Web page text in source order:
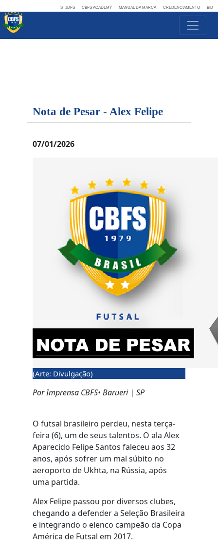
STJDFS CBFS ACADEMY MANUAL DA MARCA CREDENCIAMENTO BID
Nota de Pesar - Alex Felipe
07/01/2026
(Arte: Divulgação)
Por Imprensa CBFS• Barueri | SP
O futsal brasileiro perdeu, nesta terça-
feira (6), um de seus talentos. O ala Alex
Aparecido Felipe Santos faleceu aos 32
anos, após sofrer um mal súbito no
aeroporto de Ukhta, na Rússia, após
uma partida.
Alex Felipe passou por diversos clubes,
chegando a defender a Seleção Brasileira
e integrando o elenco campeão da Copa
América de Futsal em 2017.